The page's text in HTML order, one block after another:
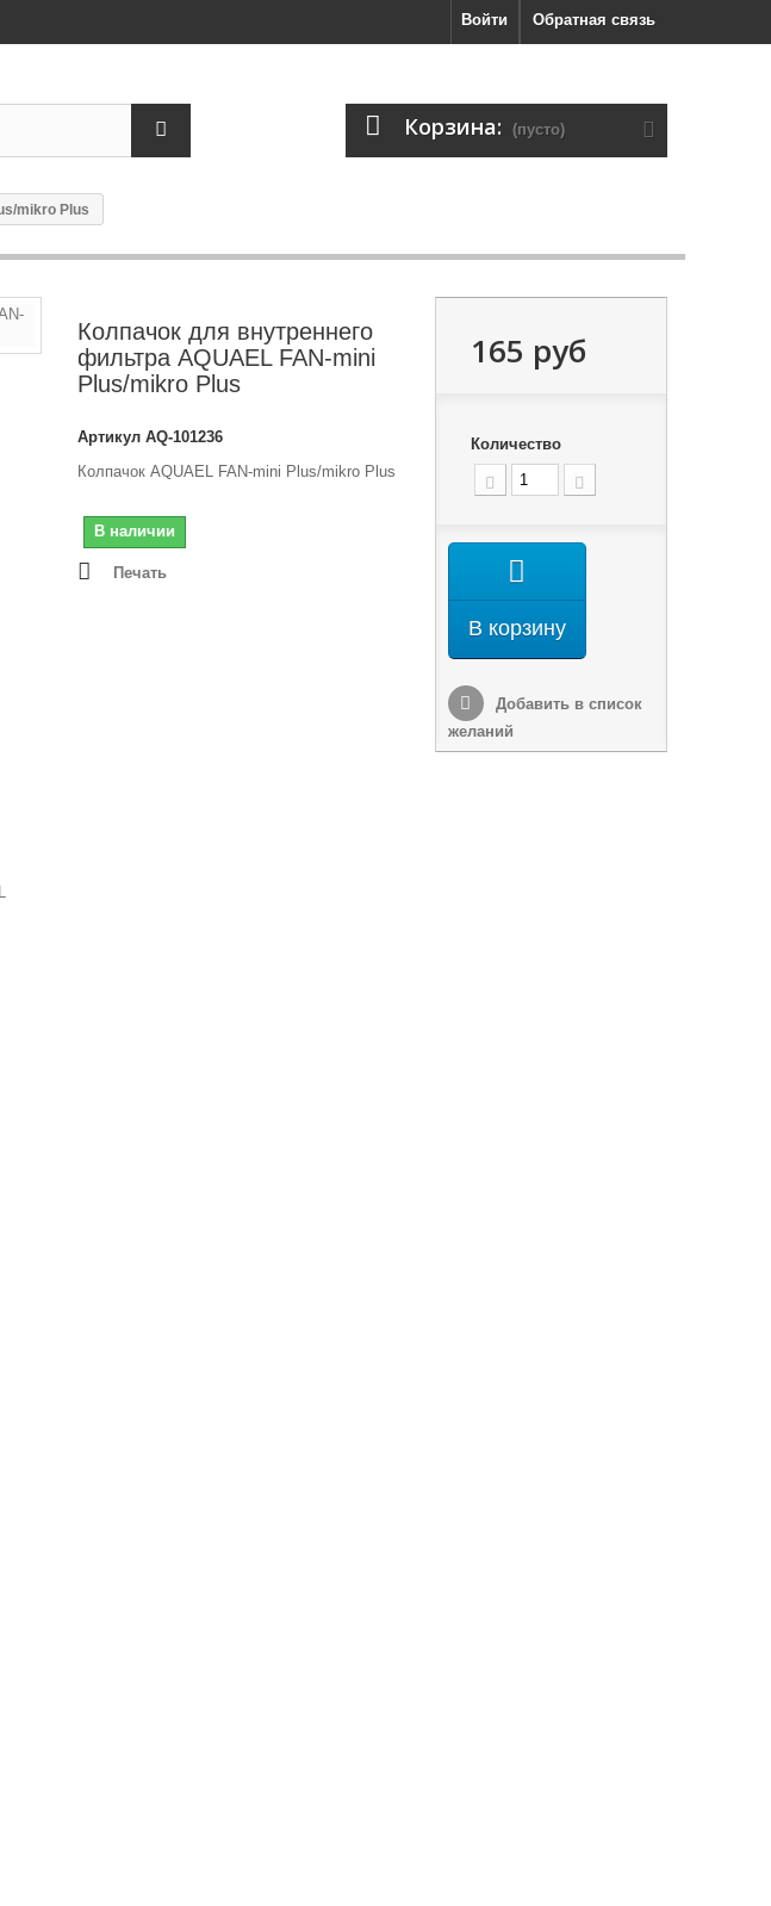
Обратная связь
Войти
Корзина: (пусто)
mikro Plus
Колпачок для внутреннего
фильтра AQUAEL FAN-mini
Plus/mikro Plus
Артикул AQ-101236
Колпачок AQUAEL FAN-mini Plus/mikro Plus
В наличии
Печать
165 руб
Количество
В корзину
Добавить в список
желаний